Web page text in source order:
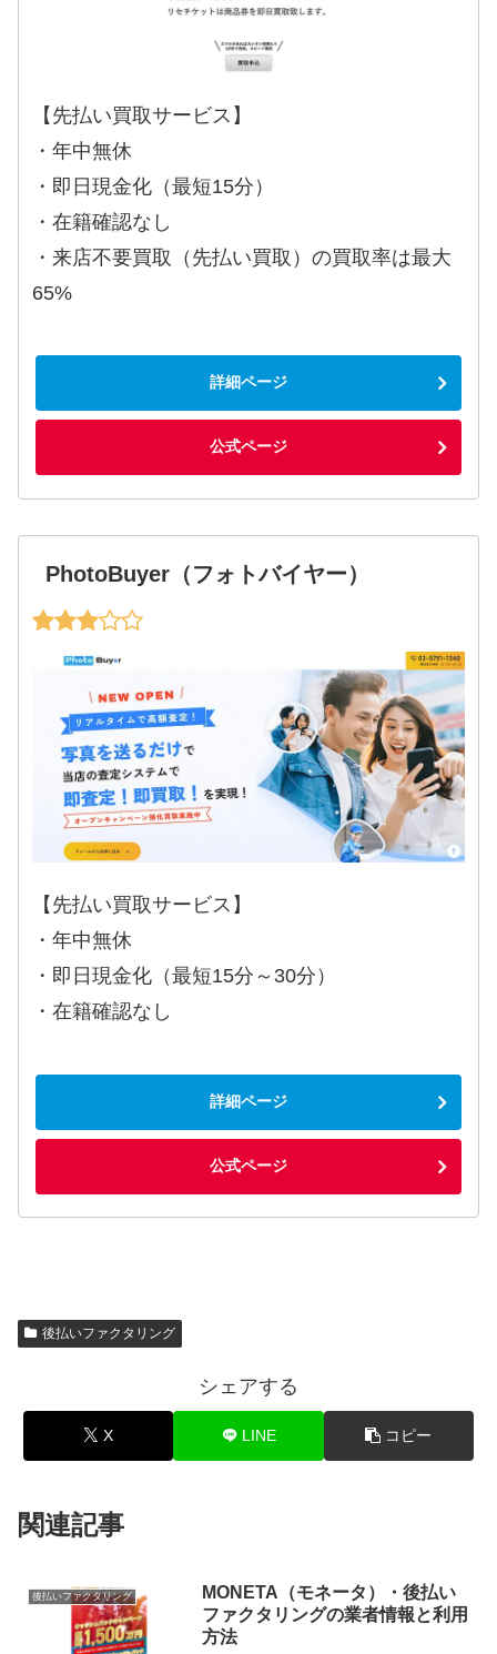
【先払い買取サービス】
・年中無休
・即日現金化（最短15分）
・在籍確認なし
・来店不要買取（先払い買取）の買取率は最大
65%
詳細ページ
公式ページ
PhotoBuyer（フォトバイヤー）
【先払い買取サービス】
・年中無休
・即日現金化（最短15分～30分）
・在籍確認なし
詳細ページ
公式ページ
後払いファクタリング
シェアする
X LINE コピー
関連記事
後払いファクタリング
MONETA（モネータ）・後払い
ファクタリングの業者情報と利用
方法